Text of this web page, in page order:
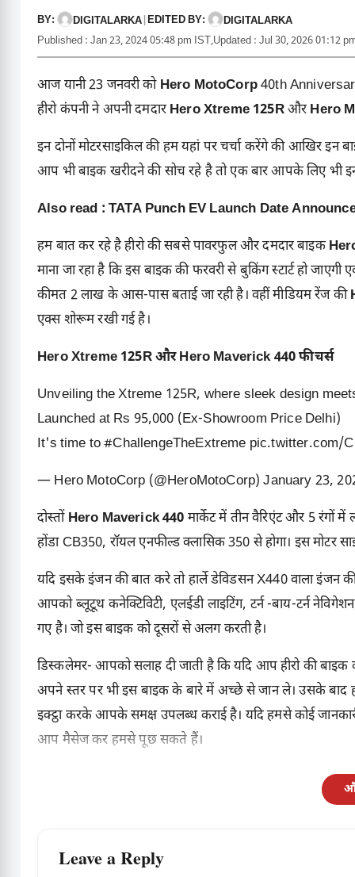
BY: DIGITALARKA EDITED BY:
DIGITALARKA
Published : Jan 23, 2024 05:48 pm IST,Updated : Jul 30, 2026 01:12
आज यानी 23 जनवरी को Hero MotoCorp40th
हीरो कंपनी ने अपनी दमदारHero Xtreme 125RऔरHero
इन दोनों मोटरसाइकिल की हम यहां पर चर्चा करेंगे की आखिर इन
आप भी बाइक खरीदने की सोच रहे है तो एक बार आपके लिए भी
Also read : TATA Punch EV Launch Date
हम बात कर रहे है हीरो की सबसे पावरफुल और दमदार बाइक
माना जा रहा है कि इस बाइक की फरवरी से बुकिंग स्टार्ट हो
कीमत 2 लाख के आस-पास बताई जा रही है। वहीं मीडियम रेंज की
एक्स शोरूम रखी गई है।
Hero Xtreme 125R और Hero Maverick 440 फीचर्स
Unveiling the Xtreme 125R, where sleek design
Launched at Rs 95,000 (Ex-Showroom Price Delhi)
It's time to#ChallengeTheExtreme pic.twitter.com/
— Hero MotoCorp (@HeroMotoCorp)January 23,
दोस्तों Hero Maverick 440 मार्केट में तीन वैरिएंट और 5 रंगों
होंडा CB350, रॉयल एनफील्ड क्लासिक 350 से होगा। इस मोटर
यदि इसके इंजन की बात करे तो हार्ले डेविडसन X440 वाला इंजन
आपको ब्लूटूथ कनेक्टिविटी, एलईडी लाइटिंग, टर्न -बाय-टर्न
गए है। जो इस बाइक को दूसरों से अलग करती है।
डिस्कलेमर- आपको सलाह दी जाती है कि यदि आप हीरो की
अपने स्तर पर भी इस बाइक के बारे में अच्छे से जान ले। उसके बाद
इक्ट्ठा करके आपके समक्ष उपलब्ध कराई है। यदि हमसे कोई
आप मैसेज कर हमसे पूछ सकते हैं।
Leave a Reply